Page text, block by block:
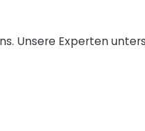
Unsere Experten